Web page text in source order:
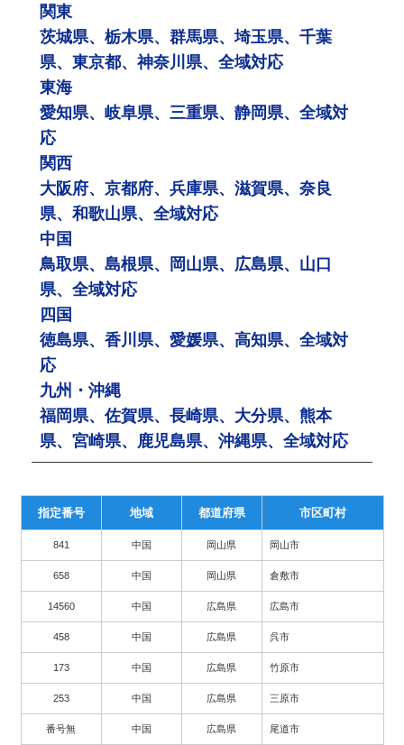
関東
茨城県、栃木県、群馬県、埼玉県、千葉
県、東京都、神奈川県、全域対応
東海
愛知県、岐阜県、三重県、静岡県、全域対
応
関西
大阪府、京都府、兵庫県、滋賀県、奈良
県、和歌山県、全域対応
中国
鳥取県、島根県、岡山県、広島県、山口
県、全域対応
四国
徳島県、香川県、愛媛県、高知県、全域対
応
九州・沖縄
福岡県、佐賀県、長崎県、大分県、熊本
県、宮崎県、鹿児島県、沖縄県、全域対応
指定番号 地域 都道府県 市区町村
841 中国 岡山県 岡山市
658 中国 岡山県 倉敷市
14560 中国 広島県 広島市
458 中国 広島県 呉市
173 中国 広島県 竹原市
253 中国 広島県 三原市
番号無 中国 広島県 尾道市